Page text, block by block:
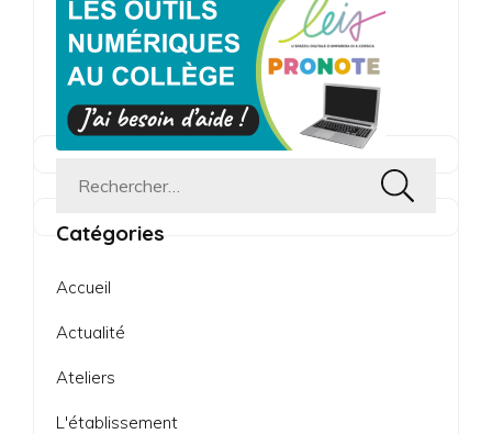
Rechercher :
Catégories
Accueil
Actualité
Ateliers
L'établissement